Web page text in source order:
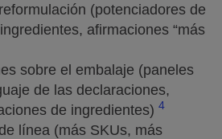
(potenciadores de
afirmaciones “más
sobre el embalaje (paneles
de las declaraciones,
de ingredientes) 4
línea (más SKUs, más